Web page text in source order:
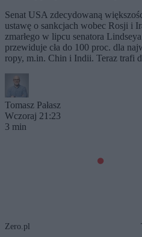
Senat USA zdecydowaną
ustawę o sankcjach wobec Rosji i
zmarłego w lipcu senatora
przewiduje cła do 100 proc. dla
ropy, m.in. Chin i Indii. Teraz trafi
Tomasz Pałasz
Wczoraj 21:23
3 min
Zero.pl